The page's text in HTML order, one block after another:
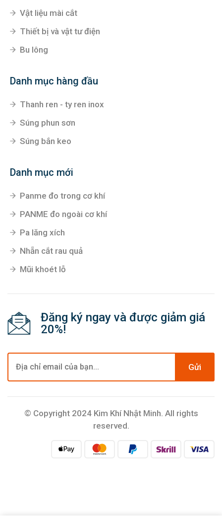
Vật liệu mài cắt
Thiết bị và vật tư điện
Bu lông
Danh mục hàng đầu
Thanh ren - ty ren inox
Súng phun sơn
Súng bắn keo
Danh mục mới
Panme đo trong cơ khí
PANME đo ngoài cơ khí
Pa lăng xích
Nhẵn cắt rau quả
Mũi khoét lỗ
Đăng ký ngay và được giảm giá
20%!
Gửi
© Copyright 2024 Kim Khí Nhật Minh. All rights
reserved.